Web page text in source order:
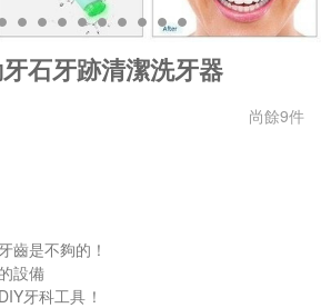
石牙跡清潔洗牙器
尚餘9件
齒是不夠的！
設備
牙科工具！